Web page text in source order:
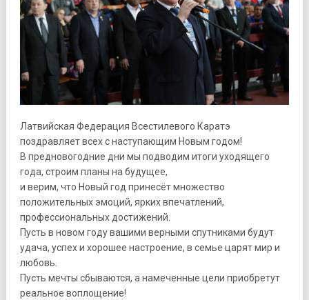
Латвийская Федерация Всестилевого Каратэ
поздравляет всех с наступающим Новым годом!
В предновогодние дни мы подводим итоги уходящего
года, строим планы на будущее,
и верим, что Новый год принесёт множество
положительных эмоций, ярких впечатлений,
профессиональных достижений.
Пусть в новом году вашими верными спутниками будут
удача, успех и хорошее настроение, в семье царят мир и
любовь.
Пусть мечты сбываются, а намеченные цели приобретут
реальное воплощение!